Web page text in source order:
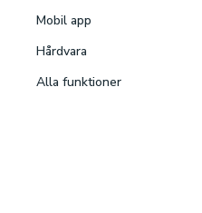
Mobil app
Hårdvara
Alla funktioner